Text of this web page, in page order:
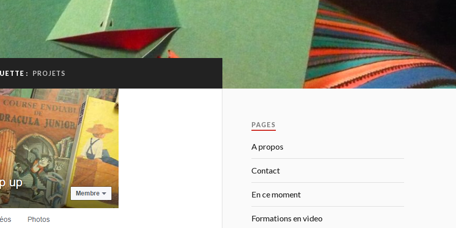
: PROJETS
PAGES
A propos
Contact
En ce moment
Formations en video